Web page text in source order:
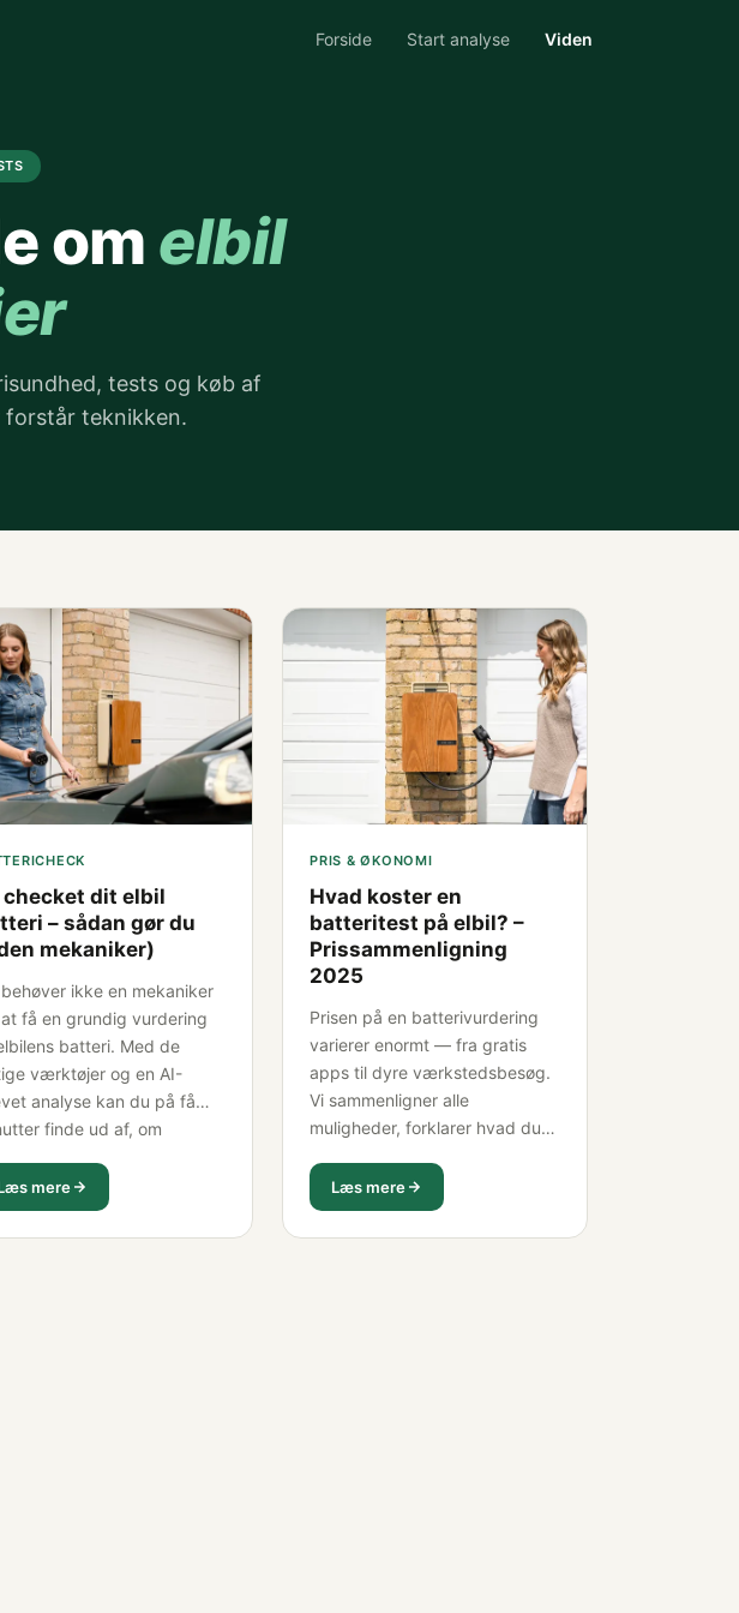
Forside Start analyse Viden
om elbil
tests og køb af
teknikken.
checket dit elbil
– sådan gør du
mekaniker)
ikke en mekaniker
få en grundig vurdering
batteri. Med de
værktøjer og en AI-
analyse kan du på få
finde ud af, om
det er ved at tabe
Vi viser dig præcis
mere
PRIS & ØKONOMI
Hvad koster en
batteritest på elbil? –
Prissammenligning
2025
Prisen på en batterivurdering
varierer enormt — fra gratis
apps til dyre værkstedsbesøg.
Vi sammenligner alle
muligheder, forklarer hvad du
afslører hvilken løsning der
giver mest værdi når du
overvejer at købe brugt elbil.
Læs mere